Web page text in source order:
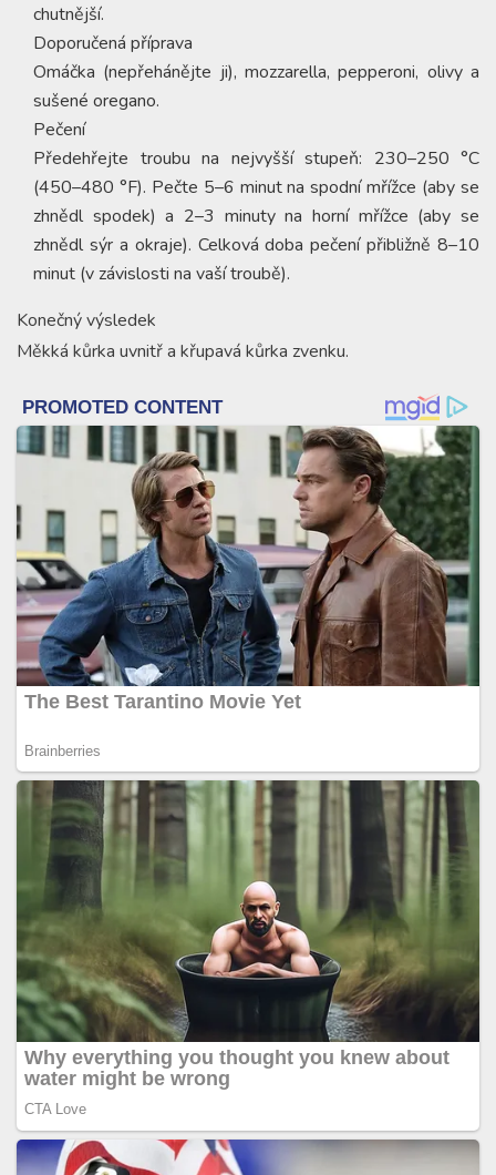
chutnější.
Doporučená příprava
Omáčka (nepřehánějte ji), mozzarella, pepperoni, olivy a
sušené oregano.
Pečení
Předehřejte troubu na nejvyšší stupeň: 230–250 °C
(450–480 °F). Pečte 5–6 minut na spodní mřížce (aby se
zhnědl spodek) a 2–3 minuty na horní mřížce (aby se
zhnědl sýr a okraje). Celková doba pečení přibližně 8–10
minut (v závislosti na vaší troubě).
Konečný výsledek
Měkká kůrka uvnitř a křupavá kůrka zvenku.